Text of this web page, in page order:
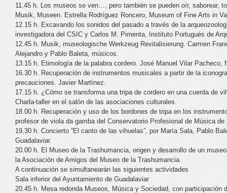
11.45 h. Los museos se ven…, pero también se pueden oír, saborear,
Musik, Museen. Estrella Rodríguez Roncero, Museum of Fine Arts in
12.15 h. Excavando los sonidos del pasado a través de la
investigadora del CSIC y Carlos M. Pimenta, Instituto Portugués de
12.45 h. Musik, museologische Werkzeug Revitalisierung. Carmen
Alejandro y Pablo Baleta, músicos.
13.15 h. Etimología de la palabra cordero. José Manuel Vilar Pacheco,
16.30 h. Recuperación de instrumentos musicales a partir de la
precauciones. Javier Martínez.
17.15 h. ¿Cómo se transforma una tripa de cordero en una cuerda de
Charla-taller en el salón de las asociaciones culturales.
18.00 h. Recuperación y uso de los bordones de tripa en los
profesor de viola da gamba del Conservatorio Profesional de Música de
19,30 h. Concierto “El canto de las vihuelas”, por María Sala, Pablo
Guadalaviar.
20.00 h. El Museo de la Trashumancia, origen y desarrollo de un
la Asociación de Amigos del Museo de la Trashumancia.
A continuación se simultanearán las siguientes actividades
Sala inferior del Ayuntamiento de Guadalaviar
20.45 h. Mesa redonda Museos, Música y Sociedad, con participación